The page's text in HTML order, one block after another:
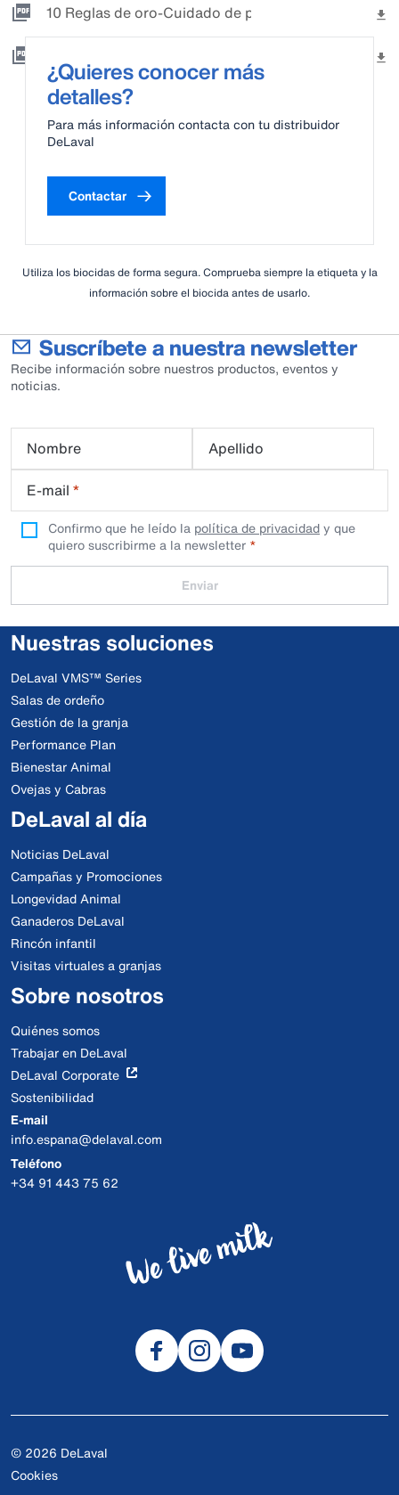
10 Reglas de oro-Cuidado de pezuñas
¿Quieres conocer más
detalles?
Para más información contacta con tu distribuidor
DeLaval
Contactar
Utiliza los biocidas de forma segura. Comprueba siempre la etiqueta y la
información sobre el biocida antes de usarlo.
Suscríbete a nuestra newsletter
Recibe información sobre nuestros productos, eventos y
noticias.
Nombre
Apellido
E-mail *
Confirmo que he leído la política de privacidady que
quiero suscribirme a la newsletter
Enviar
Nuestras soluciones
DeLaval VMS™ Series
Salas de ordeño
Gestión de la granja
Performance Plan
Bienestar Animal
Ovejas y Cabras
DeLaval al día
Noticias DeLaval
Campañas y Promociones
Longevidad Animal
Ganaderos DeLaval
Rincón infantil
Visitas virtuales a granjas
Sobre nosotros
Quiénes somos
Trabajar en DeLaval
DeLaval Corporate
Sostenibilidad
E-mail
info.espana@delaval.com
Teléfono
+34 91 443 75 62
© 2026 DeLaval
Cookies